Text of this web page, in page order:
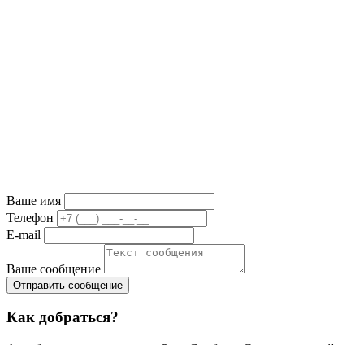
Ваше имя
Телефон
E-mail
Ваше сообщение
Как добраться?